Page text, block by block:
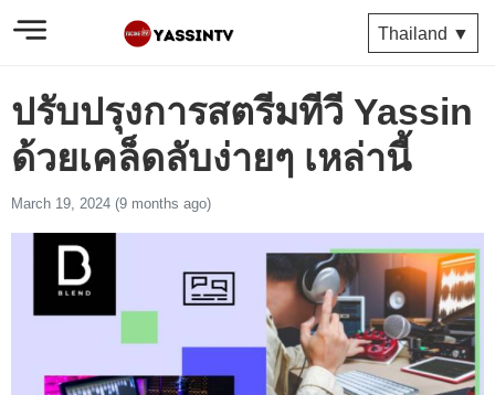
Thailand ▼
ปรับปรุงการสตรีมทีวี Yassin
ด้วยเคล็ดลับง่ายๆ เหล่านี้
March 19, 2024 (9 months ago)